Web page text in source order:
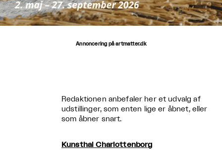
Annoncering på artmatter.dk
Redaktionen anbefaler her et udvalg af
udstillinger, som enten lige er åbnet, eller
som åbner snart.
Kunsthal Charlottenborg